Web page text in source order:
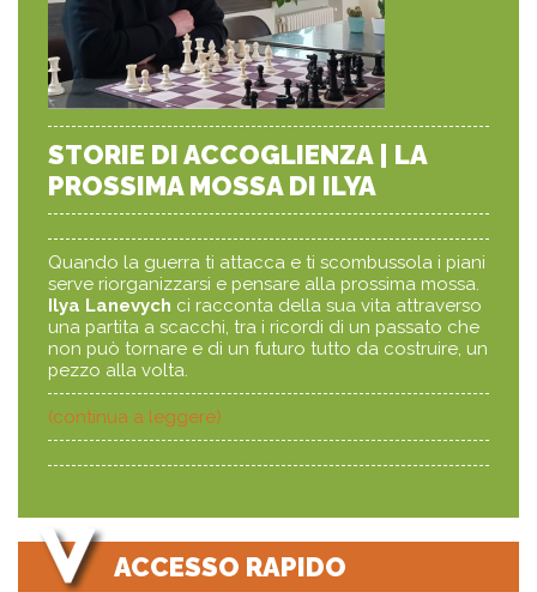
STORIE DI ACCOGLIENZA | LA
PROSSIMA MOSSA DI ILYA
Quando la guerra ti attacca e ti scombussola i piani
serve riorganizzarsi e pensare alla prossima mossa.
Ilya Lanevych ci racconta della sua vita attraverso
una partita a scacchi, tra i ricordi di un passato che
non può tornare e di un futuro tutto da costruire, un
pezzo alla volta.
(continua a leggere)
ACCESSO RAPIDO